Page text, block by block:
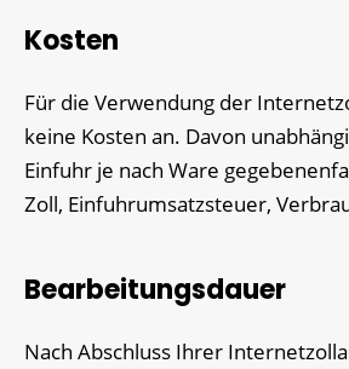
Kosten
Für die Verwendung der
keine Kosten an. Davon
Einfuhr je nach Ware
Zoll, Einfuhrumsatzsteuer,
Bearbeitungsdauer
Nach Abschluss Ihrer